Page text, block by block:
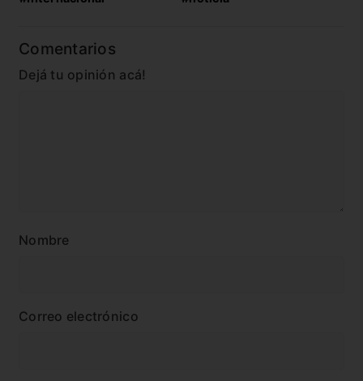
Comentarios
Dejá tu opinión acá!
Nombre
Correo electrónico